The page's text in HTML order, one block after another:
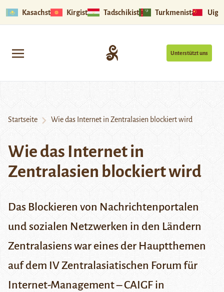
Kasachstan Kirgistan Tadschikistan Turkmenistan
Unterstützt uns
Startseite Wie das Internet in Zentralasien blockiert wird
Wie das Internet in
Zentralasien blockiert wird
Das Blockieren von Nachrichtenportalen
und sozialen Netzwerken in den Ländern
Zentralasiens war eines der Hauptthemen
auf dem IV Zentralasiatischen Forum für
Internet-Management – CAIGF in